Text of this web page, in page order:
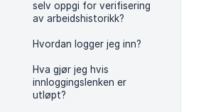
selv oppgi for verifisering
av arbeidshistorikk?
Hvordan logger jeg inn?
Hva gjør jeg hvis
innloggingslenken er
utløpt?